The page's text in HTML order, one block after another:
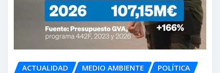
ACTUALIDAD MEDIO AMBIENTE POLÍTICA